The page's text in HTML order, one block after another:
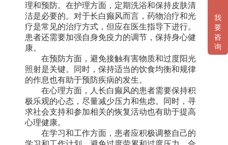
理和预防。在护理方面，定期洗浴和保持皮肤清
洁是必要的。对于长白癫风而言，药物治疗和光
疗是常见的治疗方式，但应在医生指导下进行。
患者还需要加强自身免疫力的调节，保持身心健
康。
在预防方面，避免接触有害物质和过度阳光
照射是关键。同时，保持适当的饮食均衡和规律
的作息也有助于预防疾病的发生。
在心理方面，人长白癫风的患者需要保持积
极乐观的心态，尽量减少压力和焦虑。同时，寻
求社会支持和参加相关的恢复活动也有助于提高
心理健康。
在学习和工作方面，患者应积极调整自己的
我
要
咨
询